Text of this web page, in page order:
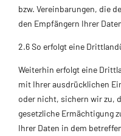
bzw. Vereinbarungen, die
den Empfängern Ihrer
2.6 So erfolgt eine
Weiterhin erfolgt eine
mit Ihrer ausdrücklichen
oder nicht, sichern wir zu,
gesetzliche Ermächtigung
Ihrer Daten in dem